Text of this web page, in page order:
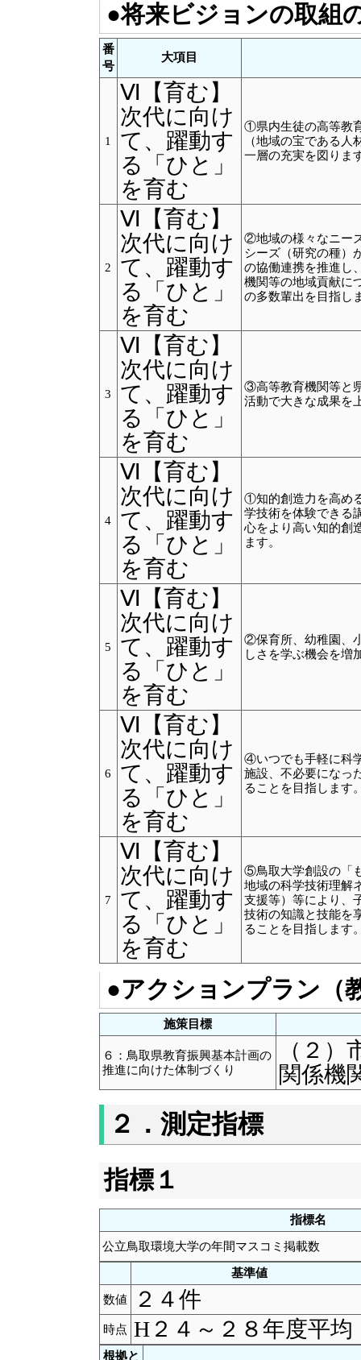
●将来ビジョンの取組
番
号
大項目
1
Ⅵ【育む】
次代に向け
て、躍動す
る「ひと」
を育む
①県内生徒の高等教
（地域の宝である
一層の充実を図りま
2
Ⅵ【育む】
次代に向け
て、躍動す
る「ひと」
を育む
②地域の様々なニー
シーズ（研究の種）
の協働連携を推進し
機関等の地域貢献に
の多数輩出を目指し
3
Ⅵ【育む】
次代に向け
て、躍動す
る「ひと」
を育む
③高等教育機関等と
活動で大きな成果を
4
Ⅵ【育む】
次代に向け
て、躍動す
る「ひと」
を育む
①知的創造力を高め
学技術を体験できる
心をより高い知的創
ます。
5
Ⅵ【育む】
次代に向け
て、躍動す
る「ひと」
を育む
②保育所、幼稚園、
しさを学ぶ機会を増
6
Ⅵ【育む】
次代に向け
て、躍動す
る「ひと」
を育む
④いつでも手軽に科
施設、不必要になっ
ることを目指します
7
Ⅵ【育む】
次代に向け
て、躍動す
る「ひと」
を育む
⑤鳥取大学創設の「
地域の科学技術理解
支援等）等により、
技術の知識と技能を
ることを目指します
●アクションプラン（
施策目標
６：鳥取県教育振興基本計画の
推進に向けた体制づくり
（２
関係機
２．測定指標
指標１
指標名
公立鳥取環境大学の年間マスコミ掲載数
基準値
数値
２４件
時点 H２４～２８年度平均
根拠と